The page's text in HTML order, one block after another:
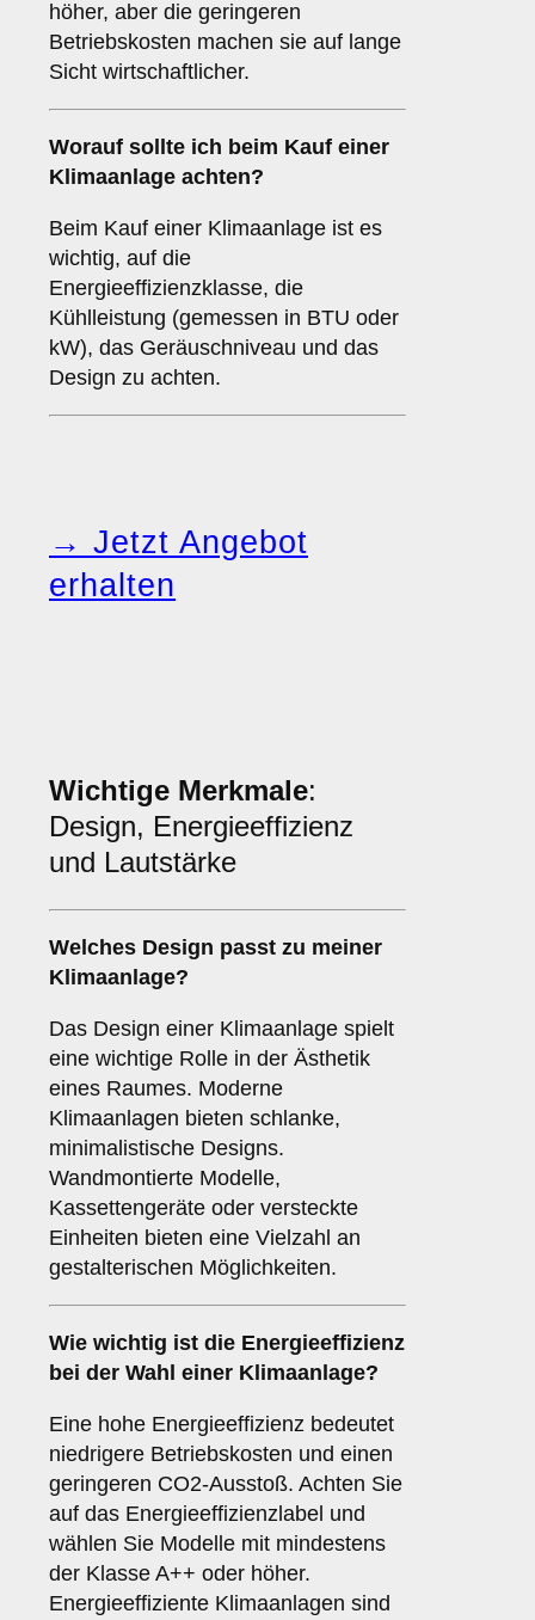
höher, aber die geringeren
Betriebskosten machen sie auf lange
Sicht wirtschaftlicher.
Worauf sollte ich beim Kauf einer
Klimaanlage achten?
Beim Kauf einer Klimaanlage ist es
wichtig, auf die
Energieeffizienzklasse, die
Kühlleistung (gemessen in BTU oder
kW), das Geräuschniveau und das
Design zu achten.
→ Jetzt Angebot
erhalten
Wichtige Merkmale:
Design, Energieeffizienz
und Lautstärke
Welches Design passt zu meiner
Klimaanlage?
Das Design einer Klimaanlage spielt
eine wichtige Rolle in der Ästhetik
eines Raumes. Moderne
Klimaanlagen bieten schlanke,
minimalistische Designs.
Wandmontierte Modelle,
Kassettengeräte oder versteckte
Einheiten bieten eine Vielzahl an
gestalterischen Möglichkeiten.
Wie wichtig ist die Energieeffizienz
bei der Wahl einer Klimaanlage?
Eine hohe Energieeffizienz bedeutet
niedrigere Betriebskosten und einen
geringeren CO2-Ausstoß. Achten Sie
auf das Energieeffizienzlabel und
wählen Sie Modelle mit mindestens
der Klasse A++ oder höher.
Energieeffiziente Klimaanlagen sind